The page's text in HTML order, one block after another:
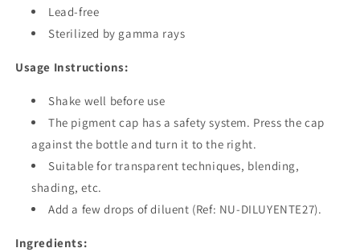
Lead-free
Sterilized by gamma rays
Usage Instructions:
Shake well before use
The pigment cap has a safety system. Press the cap
against the bottle and turn it to the right.
Suitable for transparent techniques, blending,
shading, etc.
Add a few drops of diluent (Ref: NU-DILUYENTE27).
Ingredients: